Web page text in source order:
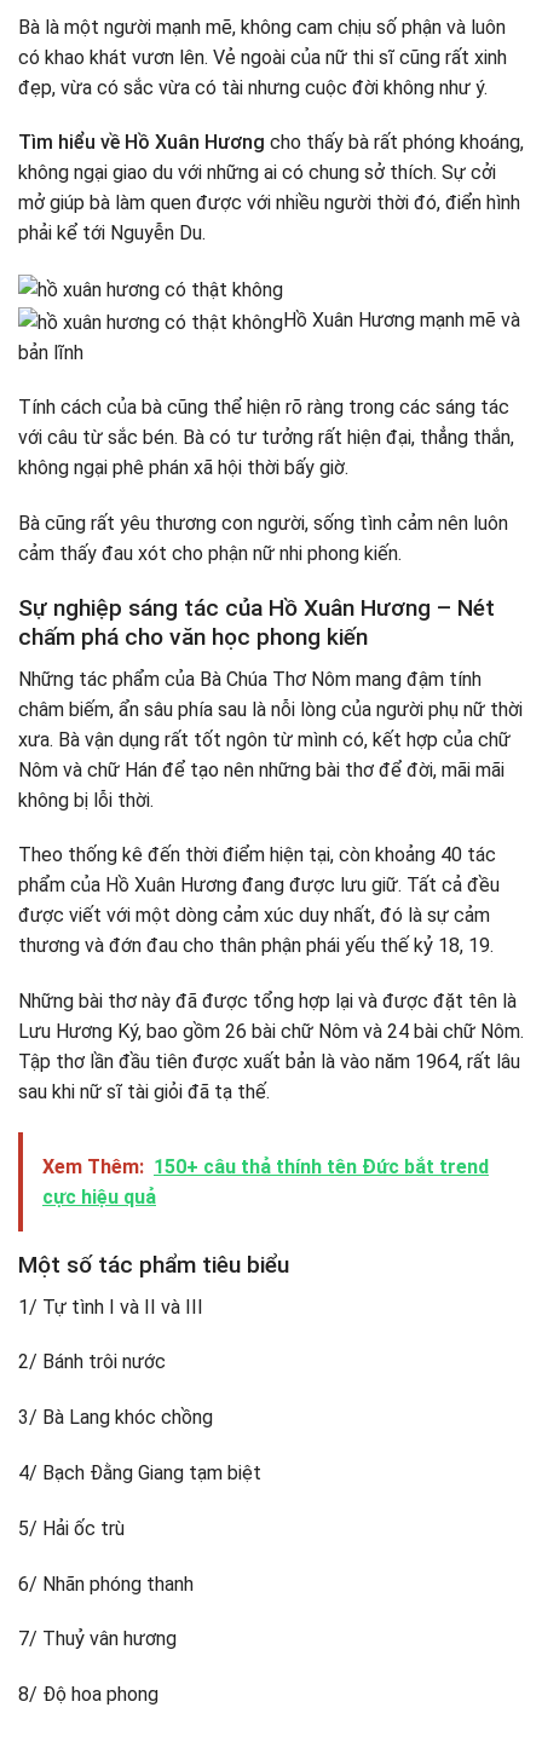
Bà là một người mạnh mẽ, không cam chịu số phận và luôn
có khao khát vươn lên. Vẻ ngoài của nữ thi sĩ cũng rất xinh
đẹp, vừa có sắc vừa có tài nhưng cuộc đời không như ý.
Tìm hiểu về Hồ Xuân Hương cho thấy bà rất phóng khoáng,
không ngại giao du với những ai có chung sở thích. Sự cởi
mở giúp bà làm quen được với nhiều người thời đó, điển hình
phải kể tới Nguyễn Du.
Hồ Xuân Hương mạnh mẽ và
bản lĩnh
Tính cách của bà cũng thể hiện rõ ràng trong các sáng tác
với câu từ sắc bén. Bà có tư tưởng rất hiện đại, thẳng thắn,
không ngại phê phán xã hội thời bấy giờ.
Bà cũng rất yêu thương con người, sống tình cảm nên luôn
cảm thấy đau xót cho phận nữ nhi phong kiến.
Sự nghiệp sáng tác của Hồ Xuân Hương – Nét
chấm phá cho văn học phong kiến
Những tác phẩm của Bà Chúa Thơ Nôm mang đậm tính
châm biếm, ẩn sâu phía sau là nỗi lòng của người phụ nữ thời
xưa. Bà vận dụng rất tốt ngôn từ mình có, kết hợp của chữ
Nôm và chữ Hán để tạo nên những bài thơ để đời, mãi mãi
không bị lỗi thời.
Theo thống kê đến thời điểm hiện tại, còn khoảng 40 tác
phẩm của Hồ Xuân Hương đang được lưu giữ. Tất cả đều
được viết với một dòng cảm xúc duy nhất, đó là sự cảm
thương và đớn đau cho thân phận phái yếu thế kỷ 18, 19.
Những bài thơ này đã được tổng hợp lại và được đặt tên là
Lưu Hương Ký, bao gồm 26 bài chữ Nôm và 24 bài chữ Nôm.
Tập thơ lần đầu tiên được xuất bản là vào năm 1964, rất lâu
sau khi nữ sĩ tài giỏi đã tạ thế.
Xem Thêm: 150+ câu thả thính tên Đức bắt trend
cực hiệu quả
Một số tác phẩm tiêu biểu
1/ Tự tình I và II và III
2/ Bánh trôi nước
3/ Bà Lang khóc chồng
4/ Bạch Đằng Giang tạm biệt
5/ Hải ốc trù
6/ Nhãn phóng thanh
7/ Thuỷ vân hương
8/ Độ hoa phong